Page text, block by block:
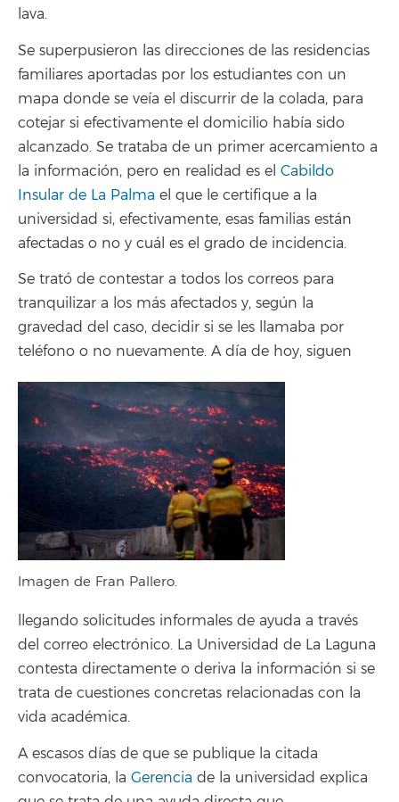
lava.
Se superpusieron las direcciones de las residencias
familiares aportadas por los estudiantes con un
mapa donde se veía el discurrir de la colada, para
cotejar si efectivamente el domicilio había sido
alcanzado. Se trataba de un primer acercamiento a
la información, pero en realidad es el Cabildo
Insular de La Palma el que le certifique a la
universidad si, efectivamente, esas familias están
afectadas o no y cuál es el grado de incidencia.
Se trató de contestar a todos los correos para
tranquilizar a los más afectados y, según la
gravedad del caso, decidir si se les llamaba por
teléfono o no nuevamente. A día de hoy, siguen
Imagen de Fran Pallero.
llegando solicitudes informales de ayuda a través
del correo electrónico. La Universidad de La Laguna
contesta directamente o deriva la información si se
trata de cuestiones concretas relacionadas con la
vida académica.
A escasos días de que se publique la citada
convocatoria, la Gerencia de la universidad explica